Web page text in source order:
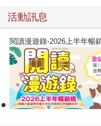
活動訊息
閱讀漫遊錄-2026上半年暢